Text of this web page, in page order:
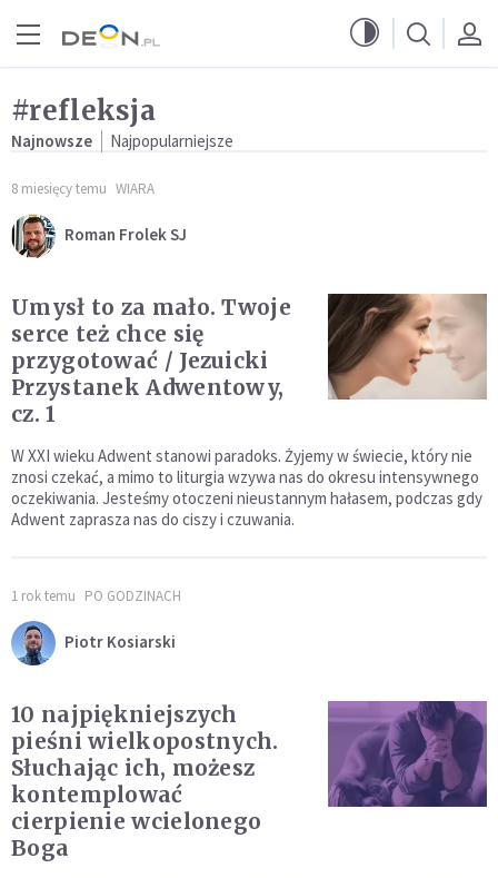
#refleksja
Najnowsze Najpopularniejsze
8 miesięcy temu WIARA
Roman Frolek SJ
Umysł to za mało. Twoje
serce też chce się
przygotować / Jezuicki
Przystanek Adwentowy,
cz. 1
W XXI wieku Adwent stanowi paradoks. Żyjemy w świecie, który nie
znosi czekać, a mimo to liturgia wzywa nas do okresu intensywnego
oczekiwania. Jesteśmy otoczeni nieustannym hałasem, podczas gdy
Adwent zaprasza nas do ciszy i czuwania.
1 rok temu PO GODZINACH
Piotr Kosiarski
10 najpiękniejszych
pieśni wielkopostnych.
Słuchając ich, możesz
kontemplować
cierpienie wcielonego
Boga